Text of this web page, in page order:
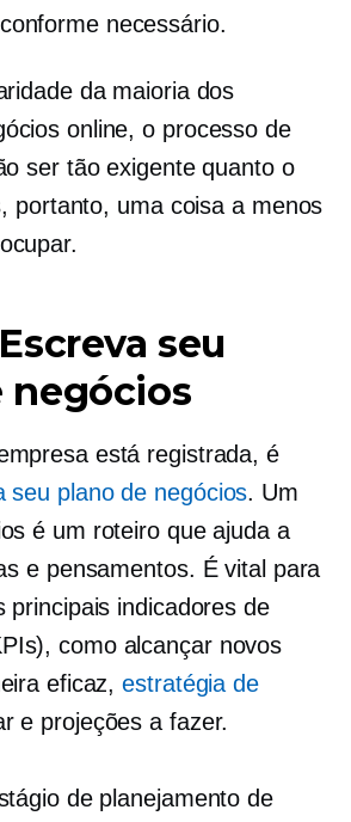
necessário.
da maioria dos
online, o processo de
ser tão exigente quanto o
portanto, uma coisa a menos
seu
negócios
está registrada, é
seu plano de negócios. Um
é um roteiro que ajuda a
e pensamentos. É vital para
principais indicadores de
como alcançar novos
eficaz,estratégia de
e projeções a fazer.
de planejamento de